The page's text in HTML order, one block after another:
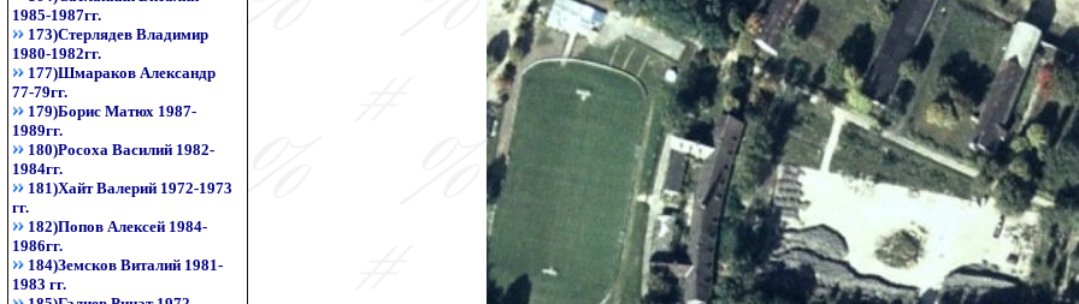
1985-1987гг.
173)Стерлядев Владимир
1980-1982гг.
177)Шмараков Александр
77-79гг.
179)Борис Матюх 1987-
1989гг.
180)Росоха Василий 1982-
1984гг.
181)Хайт Валерий 1972-1973
гг.
182)Попов Алексей 1984-
1986гг.
184)Земсков Виталий 1981-
1983 гг.